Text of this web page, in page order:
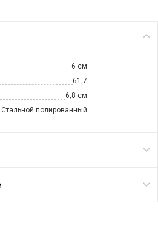
6 см
61,7
6,8 см
Стальной полированный